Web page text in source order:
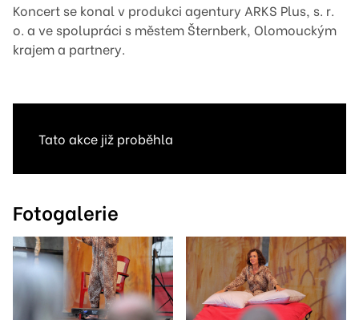
Koncert se konal v produkci agentury ARKS Plus, s. r.
o. a ve spolupráci s městem Šternberk, Olomouckým
krajem a partnery.
Tato akce již proběhla
Fotogalerie